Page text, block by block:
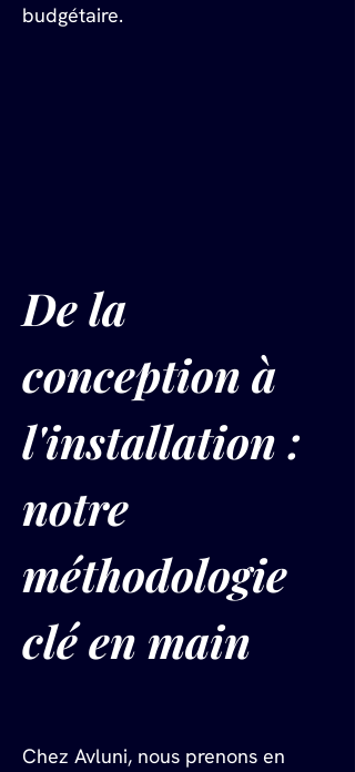
budgétaire.
De la
conception à
l'installation :
notre
méthodologie
clé en main
Chez Avluni, nous prenons en